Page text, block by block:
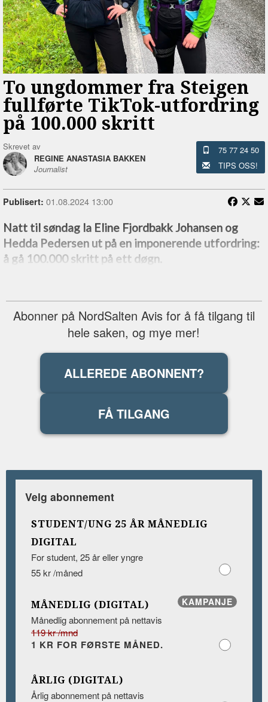
To ungdommer fra Steigen
fullførte TikTok-utfordring
på 100.000 skritt
Skrevet av
REGINE ANASTASIA BAKKEN
Journalist
75 77 24 50
TIPS OSS!
Publisert: 01.08.2024 13:00
Natt til søndag la Eline Fjordbakk Johansen og
Hedda Pedersen ut på en imponerende utfordring:
å gå 100.000 skritt på ett døgn.
Abonner på NordSalten Avis for å få tilgang til
hele saken, og mye mer!
ALLEREDE ABONNENT?
FÅ TILGANG
Velg abonnement
STUDENT/UNG 25 ÅR MÅNEDLIG
DIGITAL
For student, 25 år eller yngre
55 kr /måned
KAMPANJE
MÅNEDLIG (DIGITAL)
Månedlig abonnement på nettavis
119 kr /mnd
1 KR FOR FØRSTE MÅNED.
ÅRLIG (DIGITAL)
Årlig abonnement på nettavis